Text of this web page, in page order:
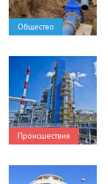
Общество
Происшествия